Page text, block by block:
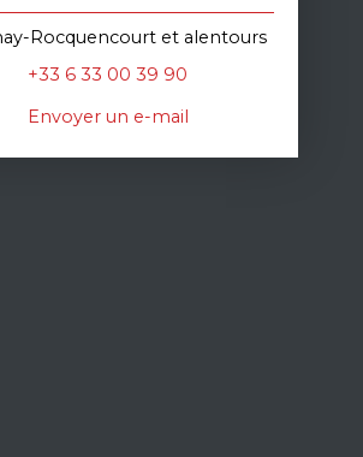
Rocquencourt et alentours
+33 6 33 00 39 90
Envoyer un e-mail